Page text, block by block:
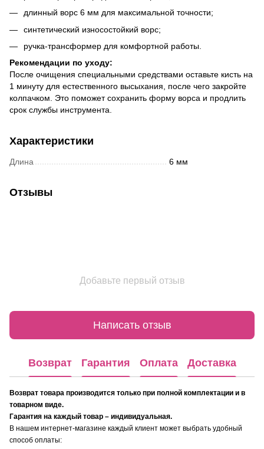
длинный ворс 6 мм для максимальной точности;
синтетический износостойкий ворс;
ручка-трансформер для комфортной работы.
Рекомендации по уходу:
После очищения специальными средствами оставьте кисть на
1 минуту для естественного высыхания, после чего закройте
колпачком. Это поможет сохранить форму ворса и продлить
срок службы инструмента.
Характеристики
Длина 6 мм
Отзывы
Добавьте первый отзыв
Написать отзыв
Возврат Гарантия Оплата Доставка
Возврат товара производится только при полной комплектации и в
товарном виде.
Гарантия на каждый товар – индивидуальная.
В нашем интернет-магазине каждый клиент может выбрать удобный
способ оплаты: